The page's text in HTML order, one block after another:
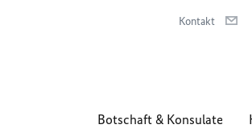
Kontakt
Botschaft & Konsulate